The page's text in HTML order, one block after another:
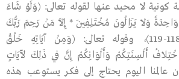
كونية لا محيد عنها لقوله تعالى: (وَلَوْ شَاءَ
وَلاَ يَزَالُونَ مُخْتَلِفِينَ * إِلاَّ مَنْ رَحِمَ رَبُّكَ
وَلِذَلِكَ خَلَقَهُمْ)(هود:118-119)، وقوله تعالى: (وَمِنْ آيَاتِهِ خَلْقُ
أَلْسِنَتِكُمْ وَأَلْوَانِكُمْ إِنَّ فِي ذَلِكَ لَآيَاتٍ
فإن عالمنا اليوم يحتاج إلى فكر يستوعب هذه